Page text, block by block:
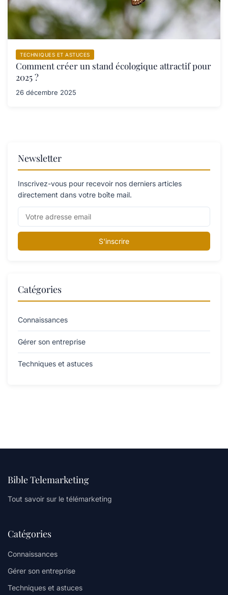
TECHNIQUES ET ASTUCES
Comment créer un stand écologique attractif pour
2025 ?
26 décembre 2025
Newsletter
Inscrivez-vous pour recevoir nos derniers articles
directement dans votre boîte mail.
S'inscrire
Catégories
Connaissances
Gérer son entreprise
Techniques et astuces
Bible Telemarketing
Tout savoir sur le télémarketing
Catégories
Connaissances
Gérer son entreprise
Techniques et astuces